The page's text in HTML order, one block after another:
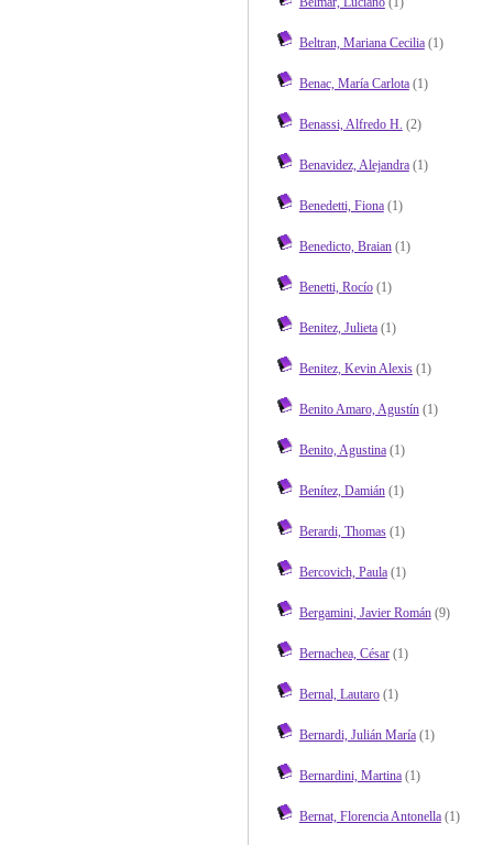
Beltran, Mariana Cecilia(1)
Benac, María Carlota(1)
Benassi, Alfredo H. (2)
Benavidez, Alejandra(1)
Benedetti, Fiona(1)
Benedicto, Braian(1)
Benetti, Rocío(1)
Benitez, Julieta(1)
Benitez, Kevin Alexis(1)
Benito Amaro, Agustín(1)
Benito, Agustina(1)
Benítez, Damián(1)
Berardi, Thomas(1)
Bercovich, Paula(1)
Bergamini, Javier Román(9)
Bernachea, César(1)
Bernal, Lautaro(1)
Bernardi, Julián María(1)
Bernardini, Martina(1)
Bernat, Florencia Antonella(1)